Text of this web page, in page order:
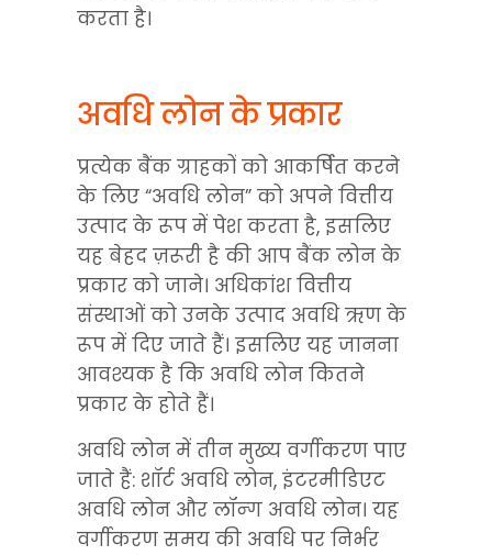
करता है।
अवधि लोन के प्रकार
प्रत्येक बैंक ग्राहकों को आकर्षित करने
के लिए “अवधि लोन” को अपने वित्तीय
उत्पाद के रूप में पेश करता है, इसलिए
यह बेहद ज़रूरी है की आप बैंक लोन के
प्रकार को जाने। अधिकांश वित्तीय
संस्थाओं को उनके उत्पाद अवधि ऋण के
रूप में दिए जाते हैं। इसलिए यह जानना
आवश्यक है कि अवधि लोन कितने
प्रकार के होते हैं।
अवधि लोन में तीन मुख्य वर्गीकरण पाए
जाते हैं: शॉर्ट अवधि लोन, इंटरमीडिएट
अवधि लोन और लॉन्ग अवधि लोन। यह
वर्गीकरण समय की अवधि पर निर्भर